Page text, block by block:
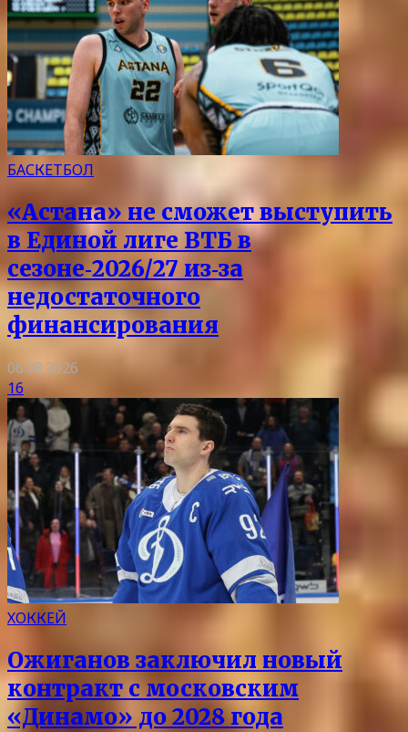
БАСКЕТБОЛ
«Астана» не сможет выступить
в Единой лиге ВТБ в
сезоне‑2026/27 из‑за
недостаточного
финансирования
06.08.2026
16
ХОККЕЙ
Ожиганов заключил новый
контракт с московским
«Динамо» до 2028 года